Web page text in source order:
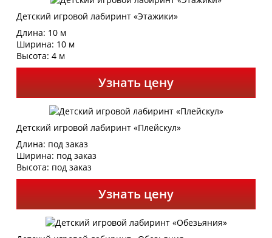
Детский игровой лабиринт «Этажики»
Длина: 10 м
Ширина: 10 м
Высота: 4 м
Узнать цену
Детский игровой лабиринт «Плейскул»
Длина: под заказ
Ширина: под заказ
Высота: под заказ
Узнать цену